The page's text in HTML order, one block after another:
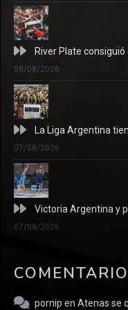
River Plate
08/08/2026
La Liga Argentina
07/08/2026
Victoria Argentina y
07/08/2026
pornip en Atenas se